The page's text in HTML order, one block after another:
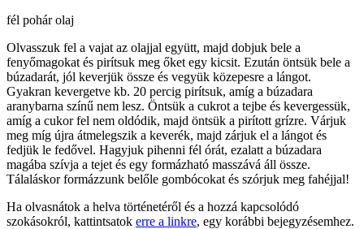
fél pohár olaj
Olvasszuk fel a vajat az olajjal együtt, majd dobjuk bele a
fenyőmagokat és pirítsuk meg őket egy kicsit. Ezután öntsük bele a
búzadarát, jól keverjük össze és vegyük közepesre a lángot.
Gyakran kevergetve kb. 20 percig pirítsuk, amíg a búzadara
aranybarna színű nem lesz. Öntsük a cukrot a tejbe és kevergessük,
amíg a cukor fel nem oldódik, majd öntsük a pirított grízre. Várjuk
meg míg újra átmelegszik a keverék, majd zárjuk el a lángot és
fedjük le fedővel. Hagyjuk pihenni fél órát, ezalatt a búzadara
magába szívja a tejet és egy formázható masszává áll össze.
Tálaláskor formázzunk belőle gombócokat és szórjuk meg fahéjjal!
Ha olvasnátok a helva történetéről és a hozzá kapcsolódó
szokásokról, kattintsatok erre a linkre, egy korábbi bejegyzésemhez.